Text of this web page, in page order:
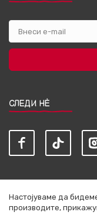
СЛЕДИ НЀ
Настојуваме да
производите,